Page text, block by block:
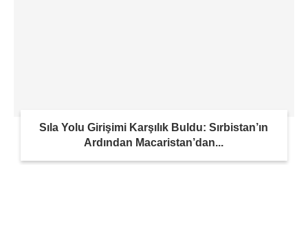
Sıla Yolu Girişimi Karşılık Buldu: Sırbistan’ın
Ardından Macaristan’dan...